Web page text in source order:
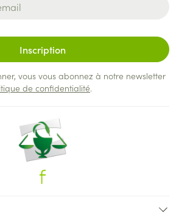
Inscription
vous vous abonnez à notre newsletter
de confidentialité.